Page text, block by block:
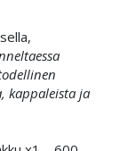
kappaleista ja